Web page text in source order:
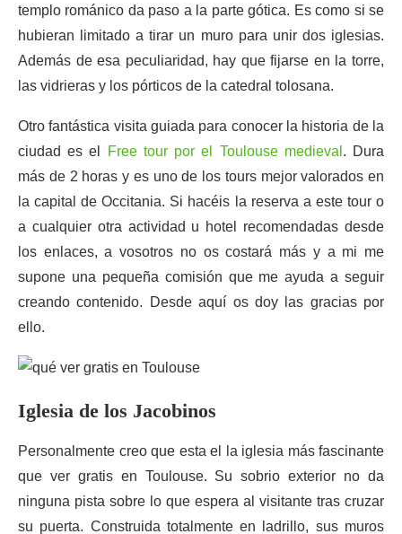
templo románico da paso a la parte gótica. Es como si se
hubieran limitado a tirar un muro para unir dos iglesias.
Además de esa peculiaridad, hay que fijarse en la torre,
las vidrieras y los pórticos de la catedral tolosana.
Otro fantástica visita guiada para conocer la historia de la
ciudad es el
Free tour por el Toulouse medieval . Dura
más de 2 horas y es uno de los tours mejor valorados en
la capital de Occitania. Si hacéis la reserva a este tour o
a cualquier otra actividad u hotel recomendadas desde
los enlaces, a vosotros no os costará más y a mi me
supone una pequeña comisión que me ayuda a seguir
creando contenido. Desde aquí os doy las gracias por
ello.
Iglesia de los Jacobinos
Personalmente creo que esta el la iglesia más fascinante
que ver gratis en Toulouse. Su sobrio exterior no da
ninguna pista sobre lo que espera al visitante tras cruzar
su puerta. Construida totalmente en ladrillo, sus muros